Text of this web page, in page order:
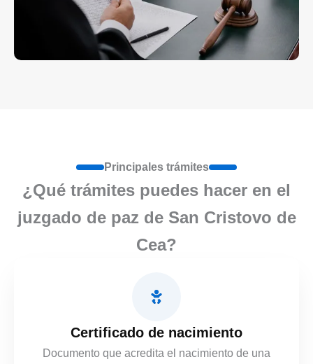
Principales trámites
¿Qué trámites puedes hacer en el
juzgado de paz de San Cristovo de
Cea?
Certificado de nacimiento
Documento que acredita el nacimiento de una